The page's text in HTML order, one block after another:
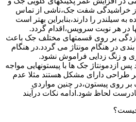
خراشیدگی شفت جک،ناشی از تماس
سیلندر را دارند،بنابراین بهتر است
در هر نوبت سرویس،اقدام گردد.
زدگی بر روی قسمتهای مختلف جک باعث
در هنگام مونتاژ می گردد.در هنگام
و زنگ زدایی فراموش نشود.
پس ازدمونتاژ جک ها با پیستونهایی مواجه
طراحی دارای مشکل هستند مثلا عدم
بر روی پیستون،در چنین مواردی
لحاظ شود.ادامه نکات درآیند